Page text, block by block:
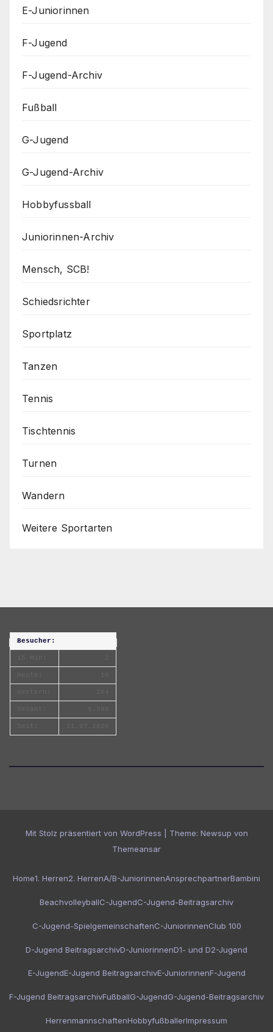
E-Juniorinnen
F-Jugend
F-Jugend-Archiv
Fußball
G-Jugend
G-Jugend-Archiv
Hobbyfussball
Juniorinnen-Archiv
Mensch, SCB!
Schiedsrichter
Sportplatz
Tanzen
Tennis
Tischtennis
Turnen
Wandern
Weitere Sportarten
Besucher:
Mit Stolz präsentiert von WordPress Theme: Newsup von
Themeansar
Home1. Herren2. HerrenA/B-JuniorinnenAnsprechpartnerBambini
BeachvolleyballC-JugendC-Jugend-Beitragsarchiv
C-Jugend-SpielgemeinschaftenC-JuniorinnenClub 100
D-Jugend BeitragsarchivD-JuniorinnenD1- und D2-Jugend
E-JugendE-Jugend BeitragsarchivE-JuniorinnenF-Jugend
F-Jugend BeitragsarchivFußballG-JugendG-Jugend-Beitragsarchiv
HerrenmannschaftenHobbyfußballerImpressum